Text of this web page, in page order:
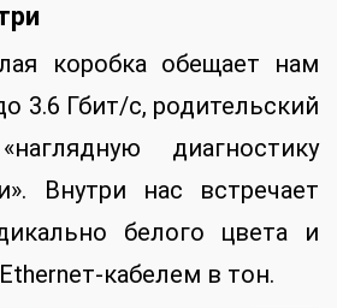
коробка обещает нам
3.6 Гбит/с, родительский
диагностику
Внутри нас встречает
белого цвета и
кабелем в тон.